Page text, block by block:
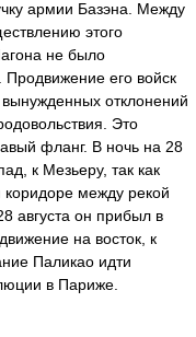
армии Базэна. Между
этого
не было
Продвижение его войск
отклонений
Это
фланг. В ночь на 28
к Мезьеру, так как
коридоре между рекой
августа он прибыл в
на восток, к
Паликао идти
в Париже.